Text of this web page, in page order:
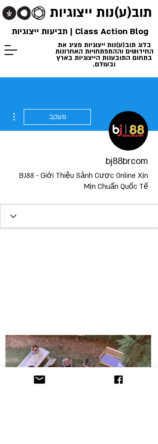
תוב(ע)נות ייצוגיות
בלוג תוב(ע)נות ייצוגיות מציג את
החידושים וההתפתחויות האחרונות
בתחום התובענות הייצוגיות בארץ
ובעולם.
Class Action Blog | תביעות ייצוגיות
מעקב
bj88brcom
BJ88 - Giới Thiệu Sảnh Cược Online Xịn
Mịn Chuẩn Quốc Tế